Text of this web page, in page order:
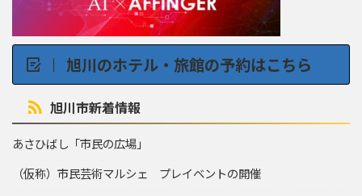
旭川のホテル・旅館の予約はこちら
旭川市新着情報
あさひばし「市民の広場」
（仮称）市民芸術マルシェ プレイベントの開催